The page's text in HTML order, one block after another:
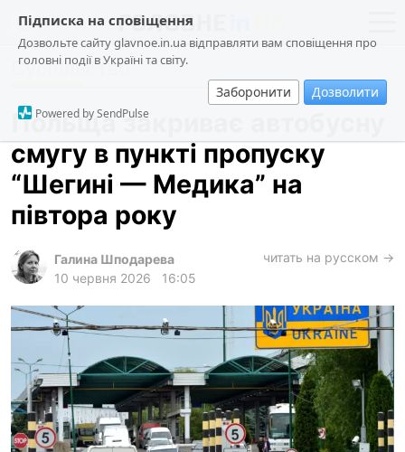
Підписка на сповіщення
Дозвольте сайту glavnoe.in.ua відправляти вам сповіщення про
головні події в Україні та світу.
Заборонити Дозволити
Powered by SendPulse
новини
про проєкт
суспільство
події
кримінал
харків
архів
gambling
ua ru en
Суспільство
Польща закриває автобусну
смугу в пункті пропуску
“Шегині — Медика” на
півтора року
Галина Шподарева
10 червня 2026
16:05
читать на русском →